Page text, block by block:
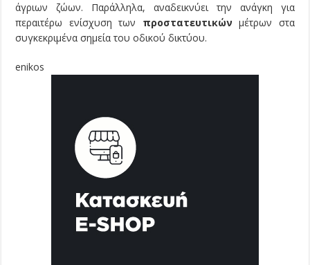
άγριων ζώων. Παράλληλα, αναδεικνύει την ανάγκη για
περαιτέρω ενίσχυση των προστατευτικών μέτρων στα
συγκεκριμένα σημεία του οδικού δικτύου.
enikos